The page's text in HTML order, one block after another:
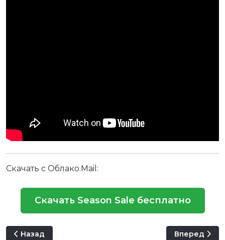
Скачать с Облако.Mail:
Скачать Season Sale бесплатно
Предыдущий: Fashion In Motion
Назад Следующий:
Вперед